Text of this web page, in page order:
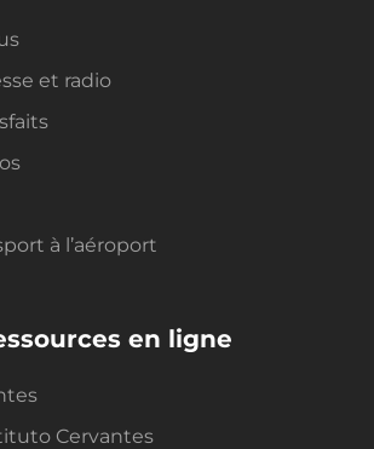
et radio
à l’aéroport
en ligne
Cervantes